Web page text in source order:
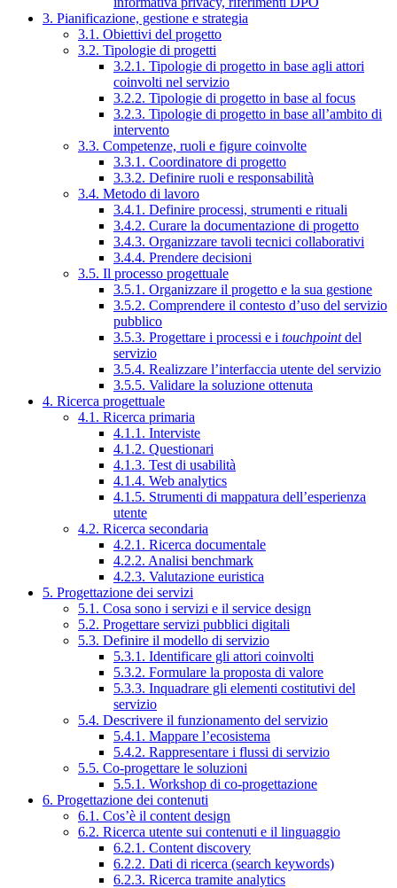
3. Pianificazione, gestione e strategia
3.1. Obiettivi del progetto
3.2. Tipologie di progetti
3.2.1. Tipologie di progetto in base agli attori
coinvolti nel servizio
3.2.2. Tipologie di progetto in base al focus
3.2.3. Tipologie di progetto in base all’ambito di
intervento
3.3. Competenze, ruoli e figure coinvolte
3.3.1. Coordinatore di progetto
3.3.2. Definire ruoli e responsabilità
3.4. Metodo di lavoro
3.4.1. Definire processi, strumenti e rituali
3.4.2. Curare la documentazione di progetto
3.4.3. Organizzare tavoli tecnici collaborativi
3.4.4. Prendere decisioni
3.5. Il processo progettuale
3.5.1. Organizzare il progetto e la sua gestione
3.5.2. Comprendere il contesto d’uso del servizio
pubblico
3.5.3. Progettare i processi e i touchpointdel
servizio
3.5.4. Realizzare l’interfaccia utente del servizio
3.5.5. Validare la soluzione ottenuta
4. Ricerca progettuale
4.1. Ricerca primaria
4.1.1. Interviste
4.1.2. Questionari
4.1.3. Test di usabilità
4.1.4. Web analytics
4.1.5. Strumenti di mappatura dell’esperienza
utente
4.2. Ricerca secondaria
4.2.1. Ricerca documentale
4.2.2. Analisi benchmark
4.2.3. Valutazione euristica
5. Progettazione dei servizi
5.1. Cosa sono i servizi e il service design
5.2. Progettare servizi pubblici digitali
5.3. Definire il modello di servizio
5.3.1. Identificare gli attori coinvolti
5.3.2. Formulare la proposta di valore
5.3.3. Inquadrare gli elementi costitutivi del
servizio
5.4. Descrivere il funzionamento del servizio
5.4.1. Mappare l’ecosistema
5.4.2. Rappresentare i flussi di servizio
5.5. Co-progettare le soluzioni
5.5.1. Workshop di co-progettazione
6. Progettazione dei contenuti
6.1. Cos’è il content design
6.2. Ricerca utente sui contenuti e il linguaggio
6.2.1. Content discovery
6.2.2. Dati di ricerca (search keywords)
6.2.3. Ricerca tramite analytics